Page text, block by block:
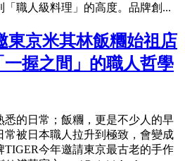
「職人級料理」的高度。品牌創...
東京米其林飯糰始祖店
握之間」的職人哲學
悉的日常；飯糰，更是不少人的早
常被日本職人拉升到極致，會變成
TIGER今年邀請東京最古老的手作